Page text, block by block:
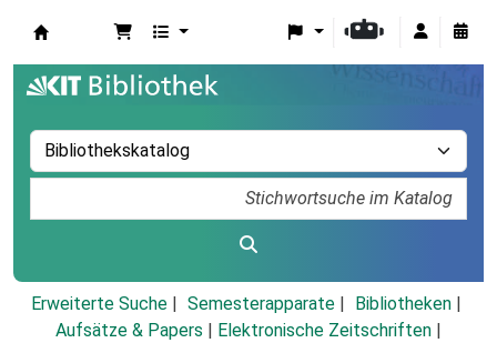
Erweiterte Suche Semesterapparate
Bibliotheken
Aufsätze & Papers
Elektronische Zeitschriften